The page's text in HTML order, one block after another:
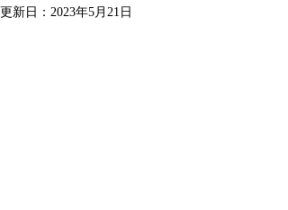
更新日： 2023年5月21日